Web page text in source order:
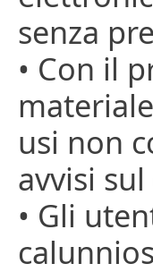
senza
• Con il
usi non
avvisi
• Gli